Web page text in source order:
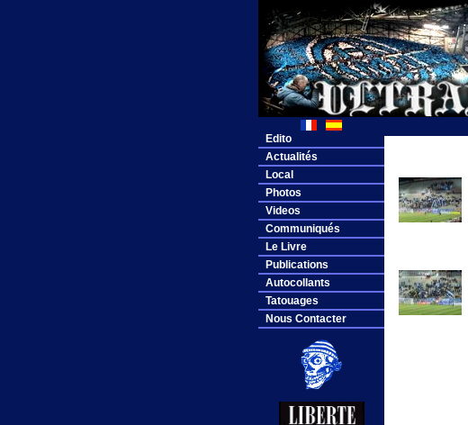
Edito
Actualités
Local
Photos
Videos
Communiqués
Le Livre
Publications
Autocollants
Tatouages
Nous Contacter